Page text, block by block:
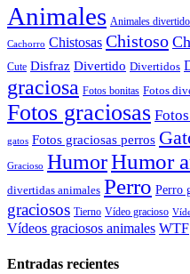
Animales Animales
Cachorro Chistosas Chistoso
Cute Disfraz Divertido Divertidos
graciosa Fotos bonitas Fotos
Fotos graciosas
gatos Fotos graciosas perros
Gracioso HumorHumor
divertidas animales Perro Perro
graciosos Tierno Vídeo gracioso
Vídeos graciosos animales WTF
Entradas recientes